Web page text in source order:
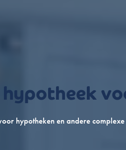
hypotheek
hypotheken en andere